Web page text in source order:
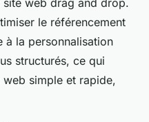
site web drag and drop.
le référencement
à la personnalisation
structurés, ce qui
simple et rapide,